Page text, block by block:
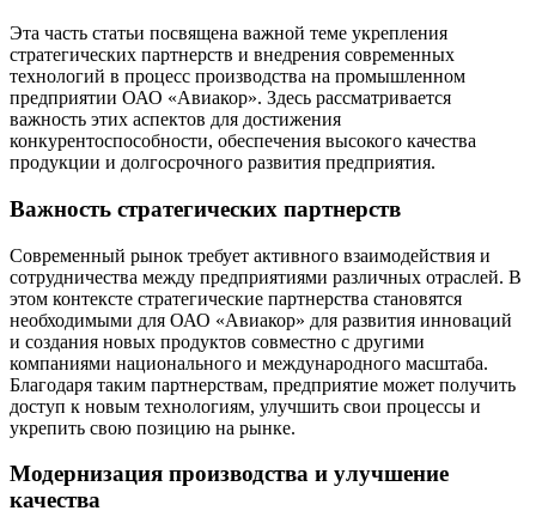
Эта часть статьи посвящена важной теме укрепления
стратегических партнерств и внедрения современных
технологий в процесс производства на промышленном
предприятии ОАО «Авиакор». Здесь рассматривается
важность этих аспектов для достижения
конкурентоспособности, обеспечения высокого качества
продукции и долгосрочного развития предприятия.
Важность стратегических партнерств
Современный рынок требует активного взаимодействия и
сотрудничества между предприятиями различных отраслей. В
этом контексте стратегические партнерства становятся
необходимыми для ОАО «Авиакор» для развития инноваций
и создания новых продуктов совместно с другими
компаниями национального и международного масштаба.
Благодаря таким партнерствам, предприятие может получить
доступ к новым технологиям, улучшить свои процессы и
укрепить свою позицию на рынке.
Модернизация производства и улучшение
качества